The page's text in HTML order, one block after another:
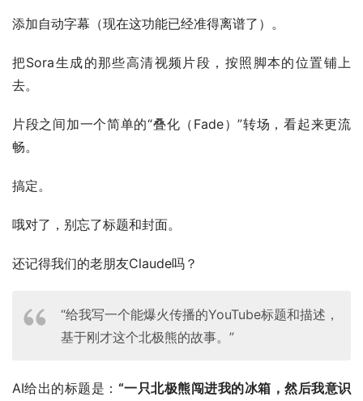
添加自动字幕（现在这功能已经准得离谱了）。
把Sora生成的那些高清视频片段，按照脚本的位置铺上
去。
片段之间加一个简单的“叠化（Fade）”转场，看起来更流
畅。
搞定。
哦对了，别忘了标题和封面。
还记得我们的老朋友Claude吗？
“给我写一个能爆火传播的YouTube标题和描述，
基于刚才这个北极熊的故事。”
AI给出的标题是： “一只北极熊闯进我的冰箱，然后我意识